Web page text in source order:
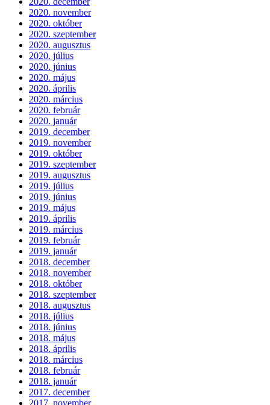
2020. november
2020. október
2020. szeptember
2020. augusztus
2020. július
2020. június
2020. május
2020. április
2020. március
2020. február
2020. január
2019. december
2019. november
2019. október
2019. szeptember
2019. augusztus
2019. július
2019. június
2019. május
2019. április
2019. március
2019. február
2019. január
2018. december
2018. november
2018. október
2018. szeptember
2018. augusztus
2018. július
2018. június
2018. május
2018. április
2018. március
2018. február
2018. január
2017. december